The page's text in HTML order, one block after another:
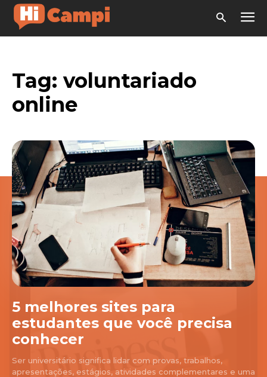
Tag: voluntariado
online
5 melhores sites para
estudantes que você precisa
conhecer
Ser universitário significa lidar com provas, trabalhos,
apresentações, estágios, atividades complementares e uma